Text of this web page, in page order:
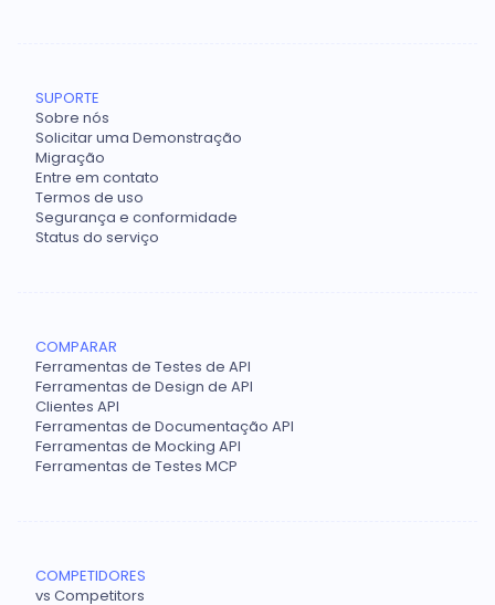
SUPORTE
Sobre nós
Solicitar uma Demonstração
Migração
Entre em contato
Termos de uso
Segurança e conformidade
Status do serviço
COMPARAR
Ferramentas de Testes de API
Ferramentas de Design de API
Clientes API
Ferramentas de Documentação API
Ferramentas de Mocking API
Ferramentas de Testes MCP
COMPETIDORES
vs Competitors